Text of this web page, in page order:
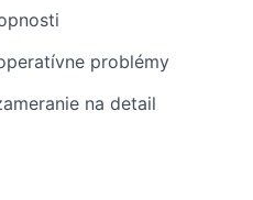
problémy
na detail